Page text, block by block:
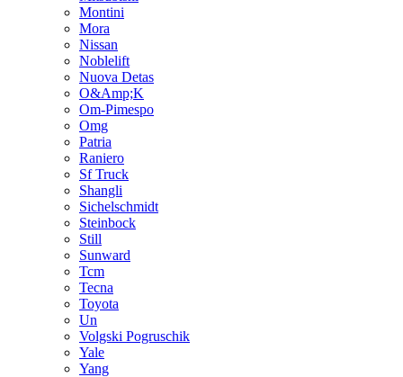
Montini
Mora
Nissan
Noblelift
Nuova Detas
O&Amp;K
Om-Pimespo
Omg
Patria
Raniero
Sf Truck
Shangli
Sichelschmidt
Steinbock
Still
Sunward
Tcm
Tecna
Toyota
Un
Volgski Pogruschik
Yale
Yang